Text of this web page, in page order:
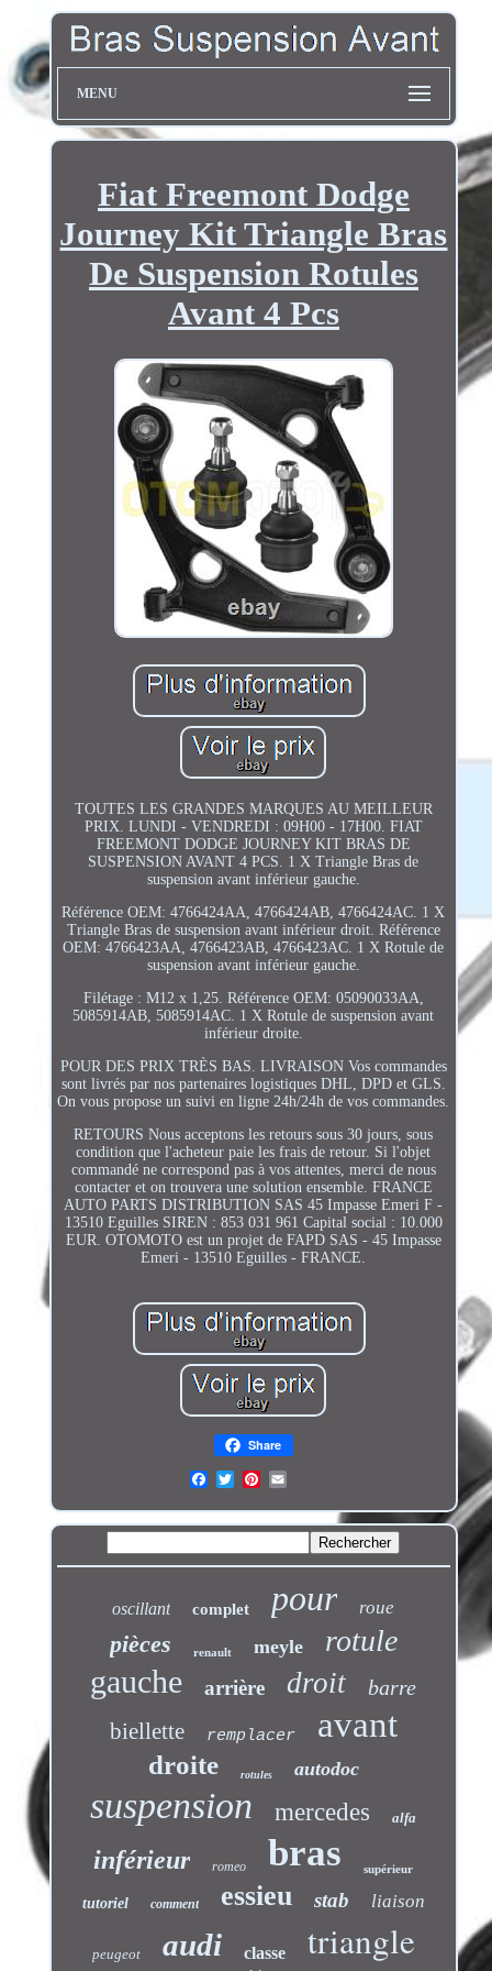
MENU
Fiat Freemont Dodge
Journey Kit Triangle Bras
De Suspension Rotules
Avant 4 Pcs
TOUTES LES GRANDES MARQUES AU MEILLEUR
PRIX. LUNDI - VENDREDI : 09H00 - 17H00. FIAT
FREEMONT DODGE JOURNEY KIT BRAS DE
SUSPENSION AVANT 4 PCS. 1 X Triangle Bras de
suspension avant inférieur gauche.
Référence OEM: 4766424AA, 4766424AB, 4766424AC. 1 X
Triangle Bras de suspension avant inférieur droit. Référence
OEM: 4766423AA, 4766423AB, 4766423AC. 1 X Rotule de
suspension avant inférieur gauche.
Filétage : M12 x 1,25. Référence OEM: 05090033AA,
5085914AB, 5085914AC. 1 X Rotule de suspension avant
inférieur droite.
POUR DES PRIX TRÈS BAS. LIVRAISON Vos commandes
sont livrés par nos partenaires logistiques DHL, DPD et GLS.
On vous propose un suivi en ligne 24h/24h de vos commandes.
RETOURS Nous acceptons les retours sous 30 jours, sous
condition que l'acheteur paie les frais de retour. Si l'objet
commandé ne correspond pas à vos attentes, merci de nous
contacter et on trouvera une solution ensemble. FRANCE
AUTO PARTS DISTRIBUTION SAS 45 Impasse Emeri F -
13510 Eguilles SIREN : 853 031 961 Capital social : 10.000
EUR. OTOMOTO est un projet de FAPD SAS - 45 Impasse
Emeri - 13510 Eguilles - FRANCE.
Share
oscillant complet pour roue
pièces renault meyle rotule
gauche arrière droit barre
biellette remplacer avant
droite rotules autodoc
suspension mercedes alfa
inférieur romeo bras supérieur
tutoriel comment essieu stab liaison
peugeot audi classe triangle